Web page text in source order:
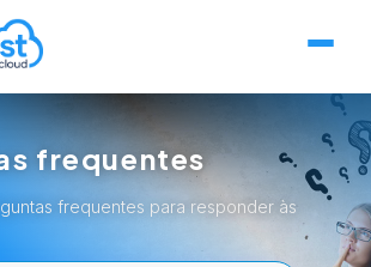
frequentes
frequentes para responder às